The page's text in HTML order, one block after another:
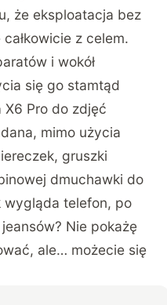
że eksploatacja bez
z celem.
i wokół
się go stamtąd
Pro do zdjęć
mimo użycia
gruszki
dmuchawki do
wygląda telefon, po
Nie pokażę
ale… możecie się